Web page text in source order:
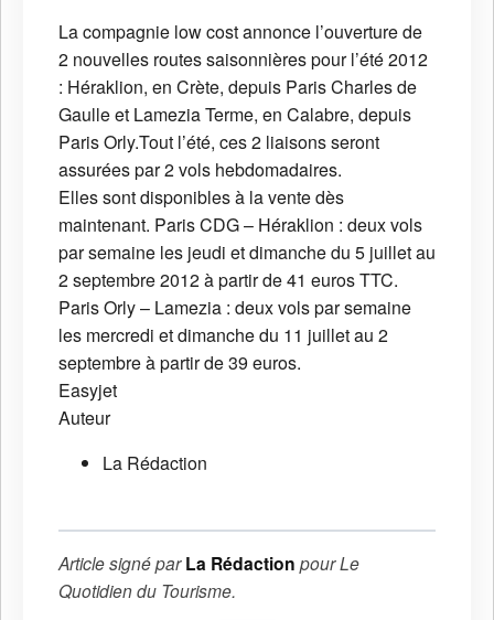
La compagnie low cost annonce l’ouverture de
2 nouvelles routes saisonnières pour l’été 2012
: Héraklion, en Crète, depuis Paris Charles de
Gaulle et Lamezia Terme, en Calabre, depuis
Paris Orly.Tout l’été, ces 2 liaisons seront
assurées par 2 vols hebdomadaires.
Elles sont disponibles à la vente dès
maintenant. Paris CDG – Héraklion : deux vols
par semaine les jeudi et dimanche du 5 juillet au
2 septembre 2012 à partir de 41 euros TTC.
Paris Orly – Lamezia : deux vols par semaine
les mercredi et dimanche du 11 juillet au 2
septembre à partir de 39 euros.
Easyjet
Auteur
La Rédaction
Article signé parLa Rédaction pourLe
Quotidien du Tourisme.